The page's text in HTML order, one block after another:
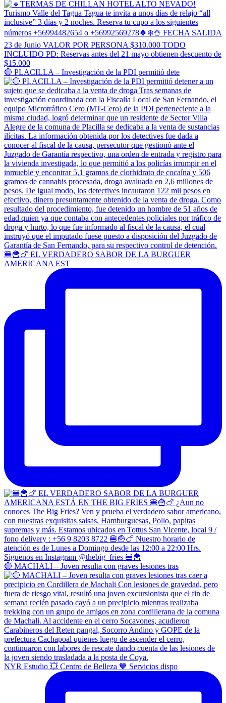
🔴 PLACILLA – Investigación de la PDI permitió dete
🍔🍟🍗 EL VERDADERO SABOR DE LA BURGUER
AMERICANA EST
🔴 MACHALI – Joven resulta con graves lesiones tras
NYR Estudio 💥 Centro de Belleza 🧡 Servicios dispo